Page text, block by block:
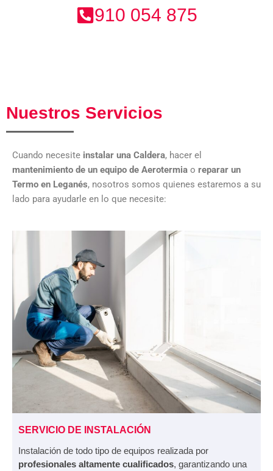
910 054 875
Nuestros Servicios
Cuando necesite instalar una Caldera, hacer el
mantenimiento de un equipo de Aerotermia o reparar un
Termo en Leganés, nosotros somos quienes estaremos a su
lado para ayudarle en lo que necesite:
SERVICIO DE INSTALACIÓN
Instalación de todo tipo de equipos realizada por
profesionales altamente cualificados, garantizando una